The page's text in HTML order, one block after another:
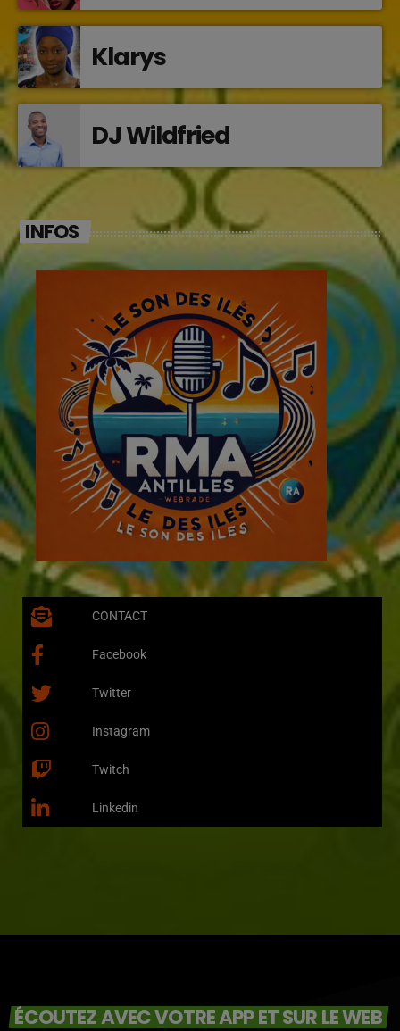
Klarys
DJ Wildfried
INFOS
CONTACT
Facebook
Twitter
Instagram
Twitch
Linkedin
ÉCOUTEZ AVEC VOTRE APP ET SUR LE WEB